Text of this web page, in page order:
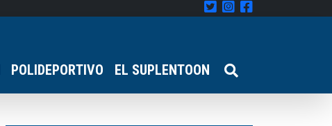
POLIDEPORTIVO EL SUPLENTOON